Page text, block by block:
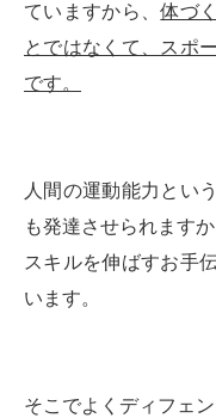
ていますから、体づ
とではなくて、スポ
です。
人間の運動能力とい
も発達させられます
スキルを伸ばすお手
います。
そこでよくディフェ